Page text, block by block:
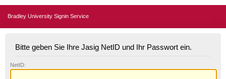
Bradley University Signin Service
Bitte geben Sie Ihre Jasig NetID und Ihr Passwort ein.
NetID: